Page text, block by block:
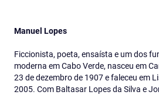
Manuel Lopes
Ficcionista, poeta, ensaísta e um dos
moderna em Cabo Verde, nasceu em
23 de dezembro de 1907 e faleceu em
2005. Com Baltasar Lopes da Silva e